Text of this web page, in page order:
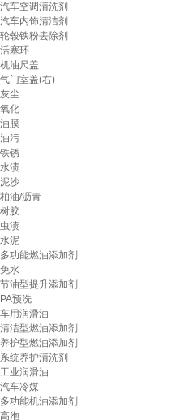
汽车空调清洗剂
汽车内饰清洁剂
轮毂铁粉去除剂
活塞环
机油尺盖
气门室盖(右)
灰尘
氧化
油膜
油污
铁锈
水渍
泥沙
柏油/沥青
树胶
虫渍
水泥
多功能燃油添加剂
免水
节油型提升添加剂
PA预洗
车用润滑油
清洁型燃油添加剂
养护型燃油添加剂
系统养护清洗剂
工业润滑油
汽车冷媒
多功能机油添加剂
高泡